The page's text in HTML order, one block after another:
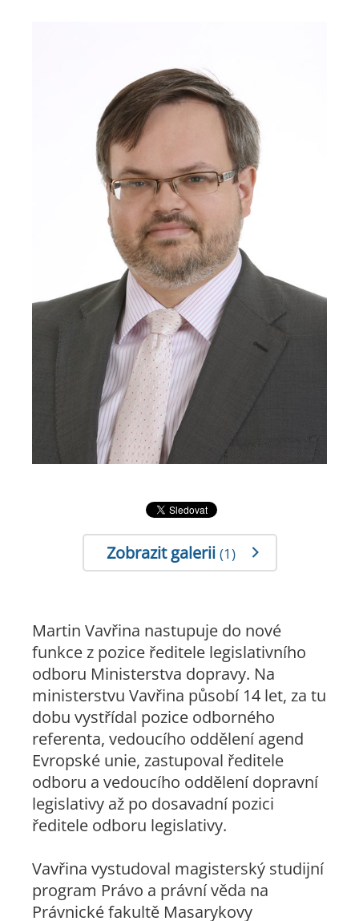
Zobrazit galerii (1)
Martin Vavřina nastupuje do nové
funkce z pozice ředitele legislativního
odboru Ministerstva dopravy. Na
ministerstvu Vavřina působí 14 let, za tu
dobu vystřídal pozice odborného
referenta, vedoucího oddělení agend
Evropské unie, zastupoval ředitele
odboru a vedoucího oddělení dopravní
legislativy až po dosavadní pozici
ředitele odboru legislativy.
Vavřina vystudoval magisterský studijní
program Právo a právní věda na
Právnické fakultě Masarykovy